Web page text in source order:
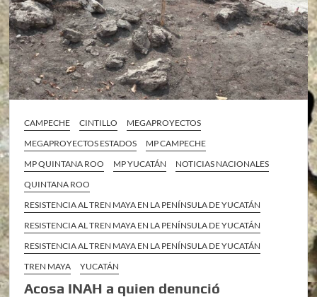
CAMPECHE CINTILLO
MEGAPROYECTOS
MEGAPROYECTOS ESTADOS
MP CAMPECHE
MP QUINTANA ROO
MP YUCATÁN
NOTICIAS NACIONALES
QUINTANA ROO
RESISTENCIA AL TREN MAYA EN LA PENÍNSULA DE YUCATÁN
RESISTENCIA AL TREN MAYA EN LA PENÍNSULA DE YUCATÁN
RESISTENCIA AL TREN MAYA EN LA PENÍNSULA DE YUCATÁN
TREN MAYA
YUCATÁN
Acosa INAH a quien denunció